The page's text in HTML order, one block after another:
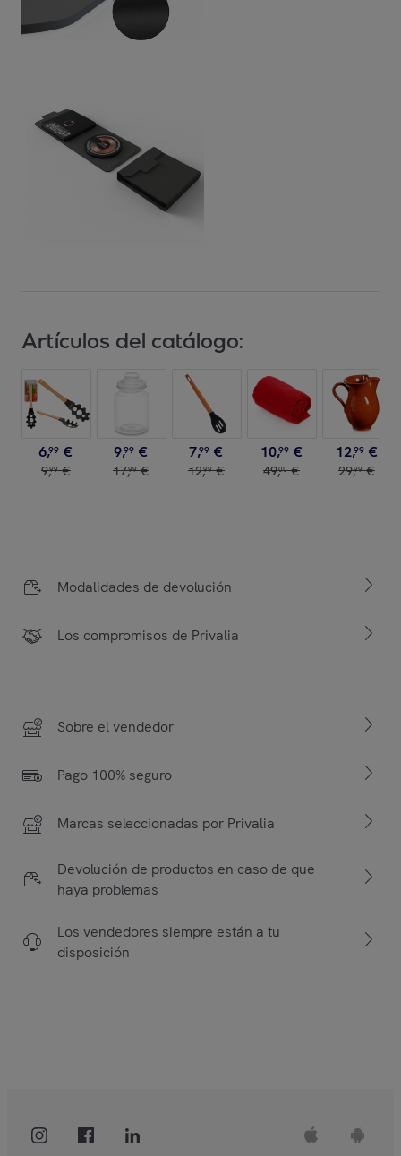
Artículos del catálogo:
6,99 €
9,99 €
9,99 €
17,99 €
7,99 €
12,99 €
10,99 €
49,00 €
12,99 €
29,99 €
Modalidades de devolución
Los compromisos de Privalia
Sobre el vendedor
Pago 100% seguro
Marcas seleccionadas por Privalia
Devolución de productos en caso de que
haya problemas
Los vendedores siempre están a tu
disposición